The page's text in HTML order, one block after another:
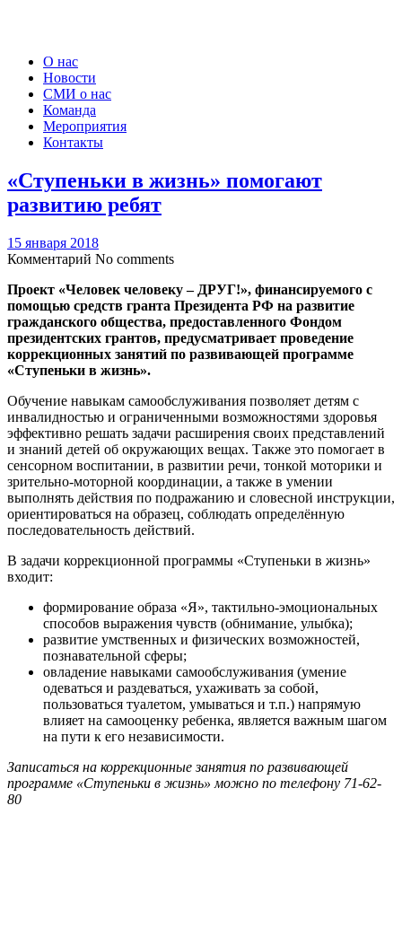
О нас
Новости
СМИ о нас
Команда
Мероприятия
Контакты
«Ступеньки в жизнь» помогают
развитию ребят
15 января 2018
Комментарий No comments
Проект «Человек человеку – ДРУГ!», финансируемого с
помощью средств гранта Президента РФ на развитие
гражданского общества, предоставленного Фондом
президентских грантов, предусматривает проведение
коррекционных занятий по развивающей программе
«Ступеньки в жизнь».
Обучение навыкам самообслуживания позволяет детям с
инвалидностью и ограниченными возможностями здоровья
эффективно решать задачи расширения своих представлений
и знаний детей об окружающих вещах. Также это помогает в
сенсорном воспитании, в развитии речи, тонкой моторики и
зрительно-моторной координации, а также в умении
выполнять действия по подражанию и словесной инструкции,
ориентироваться на образец, соблюдать определённую
последовательность действий.
В задачи коррекционной программы «Ступеньки в жизнь»
входит:
формирование образа «Я», тактильно-эмоциональных
способов выражения чувств (обнимание, улыбка);
развитие умственных и физических возможностей,
познавательной сферы;
овладение навыками самообслуживания (умение
одеваться и раздеваться, ухаживать за собой,
пользоваться туалетом, умываться и т.п.) напрямую
влияет на самооценку ребенка, является важным шагом
на пути к его независимости.
Записаться на коррекционные занятия по развивающей
программе «Ступеньки в жизнь» можно по телефону 71-62-
80